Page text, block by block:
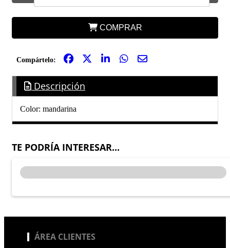
COMPRAR
Compártelo:
Descripción
Color: mandarina
TE PODRÍA INTERESAR...
ÁREA CLIENTES